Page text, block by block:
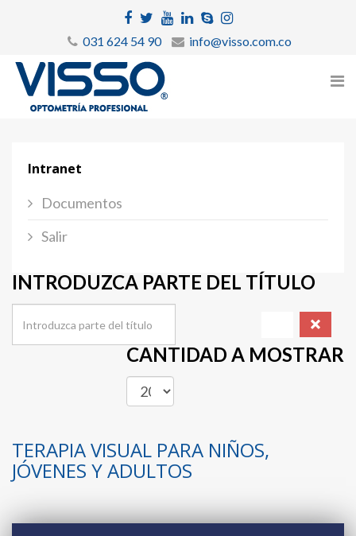
031 624 54 90 info@visso.com.co
Intranet
Documentos
Salir
INTRODUZCA PARTE DEL TÍTULO
CANTIDAD A MOSTRAR
TERAPIA VISUAL PARA NIÑOS,
JÓVENES Y ADULTOS